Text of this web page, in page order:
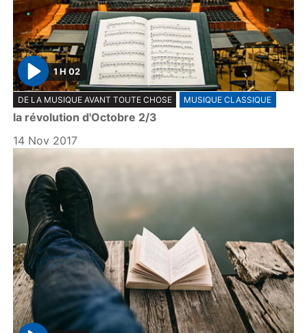
P
l
a
y
1 H 02
DE LA MUSIQUE AVANT TOUTE CHOSE MUSIQUE CLASSIQUE
la révolution d'Octobre 2/3
14 Nov 2017